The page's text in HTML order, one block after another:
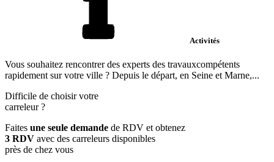
Activités
Vous souhaitez rencontrer des experts des travauxcompétents
rapidement sur votre ville ? Depuis le départ, en Seine et Marne,...
Difficile de choisir votre
carreleur?
Faites une seule demande de RDV et obtenez
3 RDV avec des carreleurs disponibles
près de chez vous